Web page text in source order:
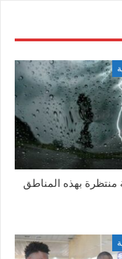
منتظرة بهذه المناطق